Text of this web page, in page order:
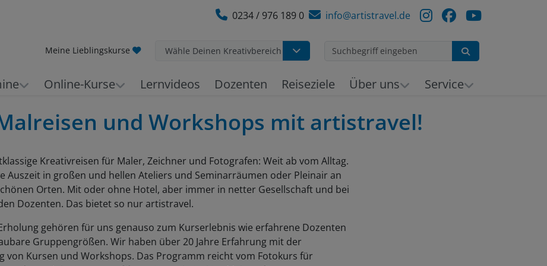
0234 / 976 189 0 info@artistravel.de
Meine Lieblingskurse Wähle Deinen Kreativbereich
Online-Kurse Lernvideos Dozenten Reiseziele Über uns Service
und Workshops mit artistravel!
Kreativreisen für Maler, Zeichner und Fotografen: Weit ab vom Alltag.
Auszeit in großen und hellen Ateliers und Seminarräumen oder Pleinair an
Orten. Mit oder ohne Hotel, aber immer in netter Gesellschaft und bei
Dozenten. Das bietet so nur artistravel.
gehören für uns genauso zum Kurserlebnis wie erfahrene Dozenten
Gruppengrößen. Wir haben über 20 Jahre Erfahrung mit der
von Kursen und Workshops. Das Programm reicht vom Fotokurs für